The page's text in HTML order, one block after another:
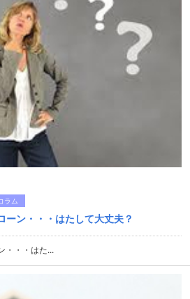
ラム
ン・・・はたして大丈夫？
・・・はた...